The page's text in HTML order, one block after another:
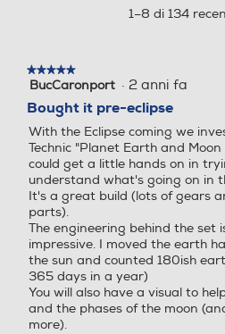
1–8 di 134
★★★★★
★★★★★
5
5
stelle.
BucCaronport · 2 anni fa
Bought it pre-eclipse
With the Eclipse coming we
Technic "Planet Earth and
could get a little hands on in
understand what's going on in
It's a great build (lots of gears
parts).
The engineering behind the set
impressive. I moved the earth
the sun and counted 180ish
365 days in a year)
You will also have a visual to
and the phases of the moon
more).